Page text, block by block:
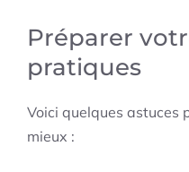
Préparer
pratiques
Voici quelques astuces
mieux :